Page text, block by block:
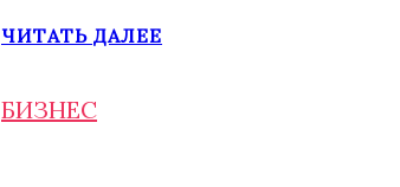
ЧИТАТЬ ДАЛЕЕ
БИЗНЕС